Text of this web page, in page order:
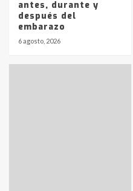
Identidad de
pampeanos
antes, durante y
después del
embarazo
6 agosto, 2026